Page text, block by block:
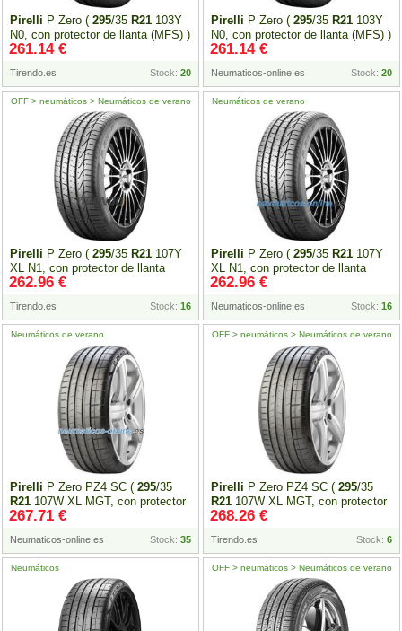
Pirelli P Zero ( 295/35 R21 103Y
N0, con protector de llanta (MFS) )
Tirendo.es Stock: 20
261.14 €
Pirelli P Zero ( 295/35 R21 103Y
N0, con protector de llanta (MFS) )
Neumaticos-online.es Stock: 20
261.14 €
Pirelli P Zero ( 295/35 R21 107Y
XL N1, con protector de llanta
(MFS) )
OFF > neumáticos > Neumáticos de verano
Tirendo.es Stock: 16
262.96 €
Pirelli P Zero ( 295/35 R21 107Y
XL N1, con protector de llanta
(MFS) )
Neumáticos de verano
Neumaticos-online.es Stock: 16
262.96 €
Pirelli P Zero PZ4 SC ( 295/35
R21 107W XL MGT, con protector
de llanta (MFS) )
Neumáticos de verano
Neumaticos-online.es Stock: 35
267.71 €
Pirelli P Zero PZ4 SC ( 295/35
R21 107W XL MGT, con protector
de llanta (MFS) )
OFF > neumáticos > Neumáticos de verano
Tirendo.es Stock: 6
268.26 €
Neumáticos OFF > neumáticos > Neumáticos de verano